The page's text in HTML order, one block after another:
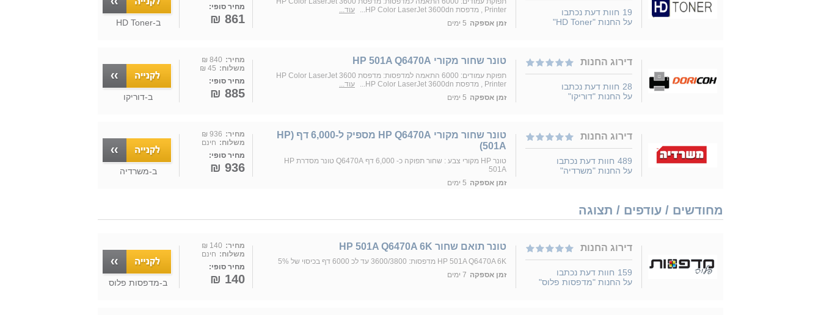
19 חוות דעת נכתבו
על החנות "HD Toner"
Printer , מדפסת HP Color LaserJet 3600dn...
עוד...
זמן אספקה 5 ימים
מחיר סופי:
861 ₪ ב-HD Toner
דירוג החנות
28 חוות דעת נכתבו
על החנות "דוריקו"
טונר שחור מקורי HP 501A Q6470A
תפוקת עמודים: 6000 התאמה למדפסות: מדפסת HP Color LaserJet 3600
Printer , מדפסת HP Color LaserJet 3600dn...
עוד...
זמן אספקה 5 ימים
מחיר: 840 ₪
משלוח: 45 ₪
מחיר סופי:
885 ₪ ב-דוריקו
דירוג החנות
489 חוות דעת נכתבו
על החנות "משרדיה"
טונר שחור מקורי HP Q6470A מספיק ל-6,000 דף (HP
501A)
טונר HP מקורי צבע : שחור תפוקה כ- 6,000 דף Q6470A טונר מסדרת HP
501A
זמן אספקה 5 ימים
מחיר: 936 ₪
משלוח: חינם
מחיר סופי:
936 ₪ ב-משרדיה
מחודשים / עודפים / תצוגה
דירוג החנות
159 חוות דעת נכתבו
על החנות "מדפסות פלוס"
‏טונר תואם שחור HP 501A Q6470A 6K
HP 501A Q6470A 6K מדפסות: 3600/3800 עד לכ 6000 דף בכיסוי של 5%
זמן אספקה 7 ימים
מחיר: 140 ₪
משלוח: חינם
מחיר סופי:
140 ₪ ב-מדפסות פלוס